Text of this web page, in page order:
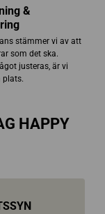
&
stämmer vi av att
som det ska.
justeras, är vi
plats.
HAPPY